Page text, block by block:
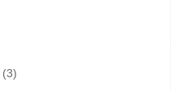
(3)